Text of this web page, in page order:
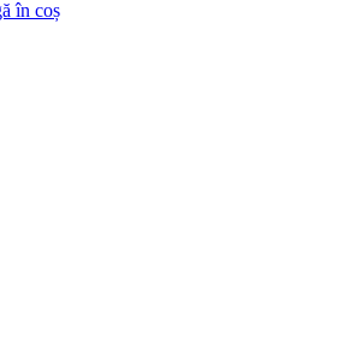
în coș